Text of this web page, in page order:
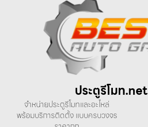
ประตูรีโมท.net
จำหน่ายประตูรีโมทและอะไหล่
พร้อมบริการติดตั้ง แบบครบวงจร